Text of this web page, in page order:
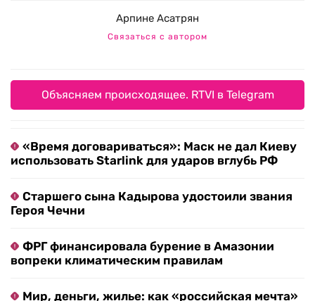
Арпине Асатрян
Связаться с автором
Объясняем происходящее. RTVI в Telegram
«Время договариваться»: Маск не дал Киеву
использовать Starlink для ударов вглубь РФ
Старшего сына Кадырова удостоили звания
Героя Чечни
ФРГ финансировала бурение в Амазонии
вопреки климатическим правилам
Мир, деньги, жилье: как «российская мечта»